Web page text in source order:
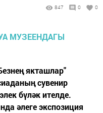
847 0 0
якташлар"
сувенир
бүләк ителде.
әлеге экспозиция